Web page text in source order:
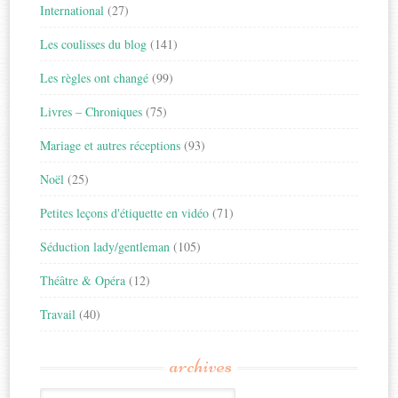
International (27)
Les coulisses du blog (141)
Les règles ont changé (99)
Livres – Chroniques (75)
Mariage et autres réceptions (93)
Noël (25)
Petites leçons d'étiquette en vidéo (71)
Séduction lady/gentleman (105)
Théâtre & Opéra (12)
Travail (40)
archives